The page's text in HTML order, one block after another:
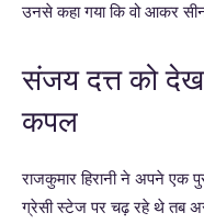
उनसे कहा गया कि वो आकर
संजय दत्त को देख
कपल
राजकुमार हिरानी ने अपने एक
ग्रेसी स्टेज पर चढ़ रहे थे तब